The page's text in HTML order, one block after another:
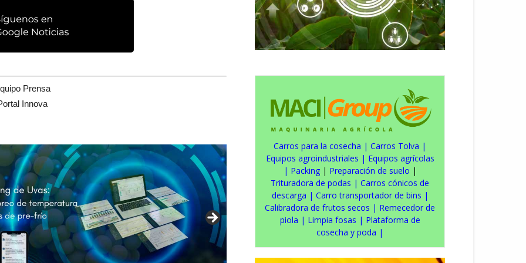
Prensa
Innova
Carros para la cosecha | Carros Tolva |
Equipos agroindustriales | Equipos agrícolas
| Packing| Preparación de suelo |
Trituradora de podas | Carros cónicos de
descarga | Carro transportador de bins |
Calibradora de frutos secos | Remecedor de
piola | Limpia fosas | Plataforma de
cosecha y poda |